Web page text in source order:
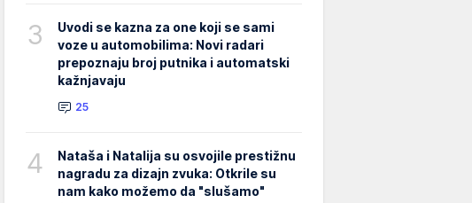
3
Uvodi se kazna za one koji se sami
voze u automobilima: Novi radari
prepoznaju broj putnika i automatski
kažnjavaju
25
4
Nataša i Natalija su osvojile prestižnu
nagradu za dizajn zvuka: Otkrile su
nam kako možemo da "slušamo"